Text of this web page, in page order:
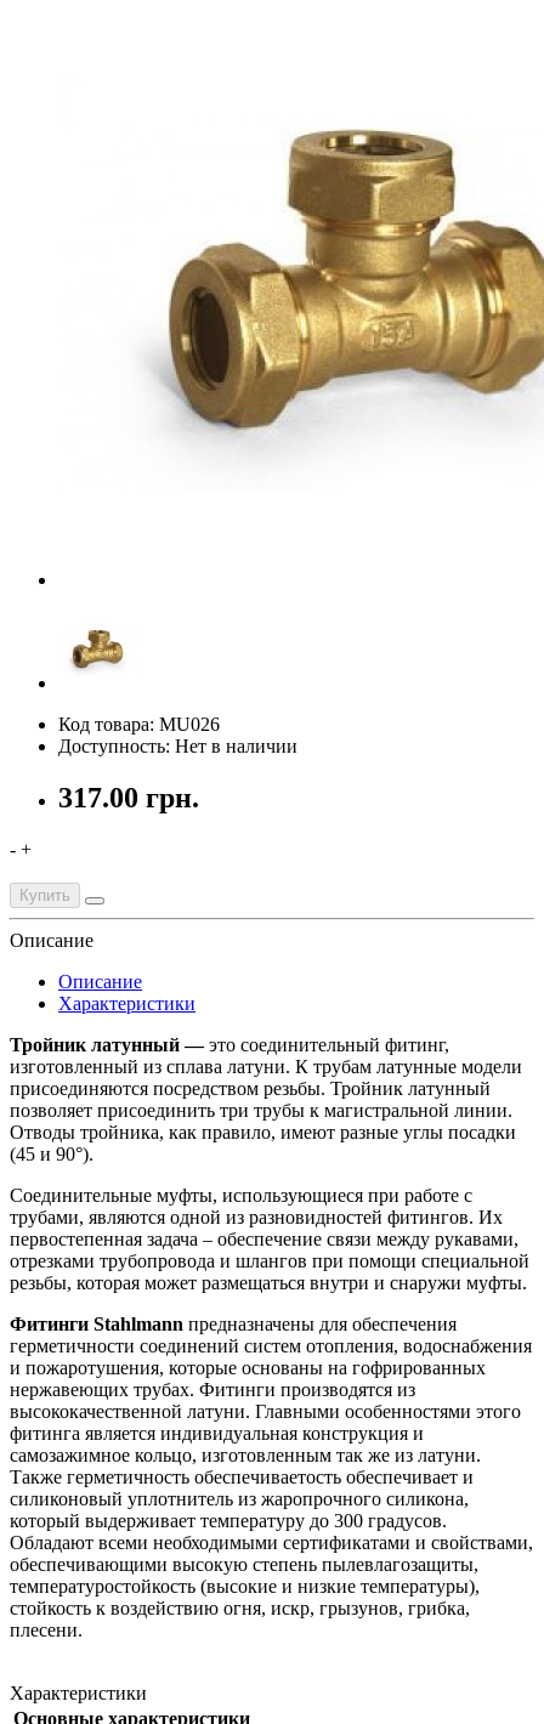
Код товара: MU026
Доступность: Нет в наличии
317.00 грн.
- +
Купить
Описание
Описание
Характеристики
Тройник латунный —это соединительный фитинг,
изготовленный из сплава латуни. К трубам латунные модели
присоединяются посредством резьбы. Тройник латунный
позволяет присоединить три трубы к магистральной линии.
Отводы тройника, как правило, имеют разные углы посадки
(45 и 90°).
Соединительные муфты, использующиеся при работе с
трубами, являются одной из разновидностей фитингов. Их
первостепенная задача – обеспечение связи между рукавами,
отрезками трубопровода и шлангов при помощи специальной
резьбы, которая может размещаться внутри и снаружи муфты.
Фитинги Stahlmann предназначены для обеспечения
герметичности соединений систем отопления, водоснабжения
и пожаротушения, которые основаны на гофрированных
нержавеющих трубах. Фитинги производятся из
высококачественной латуни. Главными особенностями этого
фитинга является индивидуальная конструкция и
самозажимное кольцо, изготовленным так же из латуни.
Также герметичность обеспечиваетость обеспечивает и
силиконовый уплотнитель из жаропрочного силикона,
который выдерживает температуру до 300 градусов.
Обладают всеми необходимыми сертификатами и свойствами,
обеспечивающими высокую степень пылевлагозащиты,
температуростойкость (высокие и низкие температуры),
стойкость к воздействию огня, искр, грызунов, грибка,
плесени.
Характеристики
Основные характеристики